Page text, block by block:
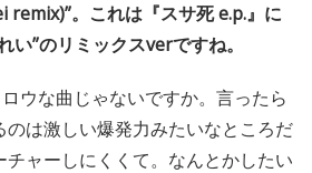
。これは『スサ死 e.p.』に
い”のリミックスverですね。
ウな曲じゃないですか。言ったら
は激しい爆発力みたいなところだ
ャーしにくくて。なんとかしたい